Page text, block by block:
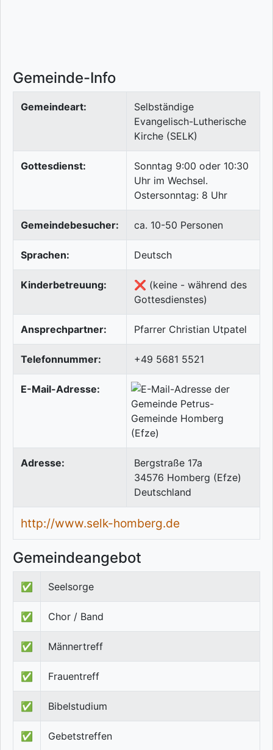
Gemeinde-Info
Gemeindeart:
Selbständige
Evangelisch-Lutherische
Kirche (SELK)
Gottesdienst:
Sonntag 9:00 oder 10:30
Uhr im Wechsel.
Ostersonntag: 8 Uhr
Gemeindebesucher: ca. 10-50 Personen
Sprachen: Deutsch
Kinderbetreuung:
❌ (keine - während des
Gottesdienstes)
Ansprechpartner: Pfarrer Christian Utpatel
Telefonnummer: +49 5681 5521
E-Mail-Adresse:
Adresse:
Bergstraße 17a
34576 Homberg (Efze)
Deutschland
http://www.selk-homberg.de
Gemeindeangebot
✅ Seelsorge
✅ Chor / Band
✅ Männertreff
✅ Frauentreff
✅ Bibelstudium
✅ Gebetstreffen